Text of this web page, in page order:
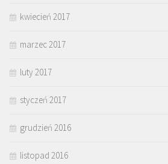
kwiecień 2017
marzec 2017
luty 2017
styczeń 2017
grudzień 2016
listopad 2016